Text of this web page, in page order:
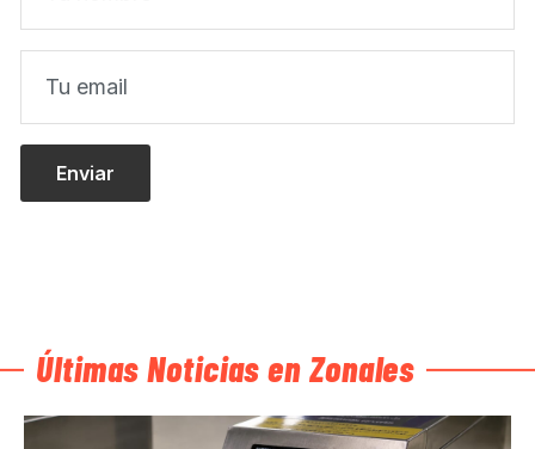
Últimas Noticias en Zonales